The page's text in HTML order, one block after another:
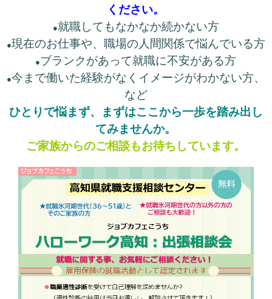
ください。
●就職してもなかなか続かない方
●現在のお仕事や、職場の人間関係で悩んでいる方
●ブランクがあって就職に不安がある方
●今まで働いた経験がなくイメージがわかない方、
など
ひとりで悩まず、まずはここから一歩を踏み出し
てみませんか。
ご家族からのご相談もお待ちしています。